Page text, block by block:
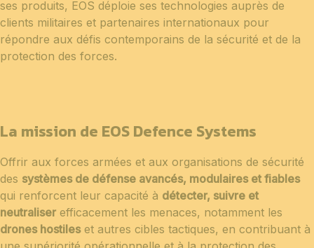
ses produits, EOS déploie ses technologies auprès de
clients militaires et partenaires internationaux pour
répondre aux défis contemporains de la sécurité et de la
protection des forces.
La mission de EOS Defence Systems
Offrir aux forces armées et aux organisations de sécurité
des systèmes de défense avancés, modulaires et fiables
qui renforcent leur capacité à détecter, suivre et
neutraliser efficacement les menaces, notamment les
drones hostileset autres cibles tactiques, en contribuant à